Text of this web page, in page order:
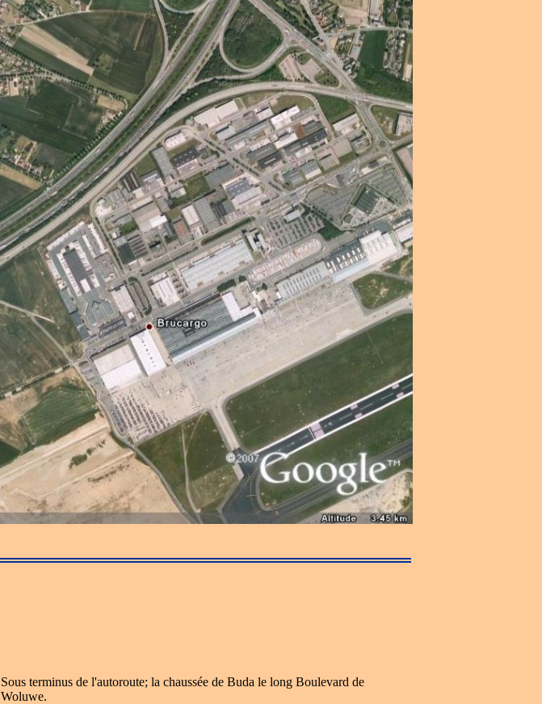
Sous terminus de l'autoroute; la chaussée de Buda le long Boulevard de
Woluwe.